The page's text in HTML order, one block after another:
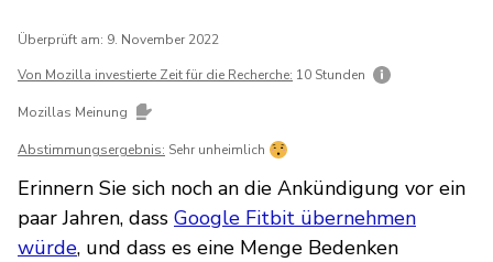
Überprüft am: 9. November 2022
Von Mozilla investierte Zeit für die Recherche: 10 Stunden
Mozillas Meinung
Abstimmungsergebnis: Sehr unheimlich
Erinnern Sie sich noch an die Ankündigung vor ein
paar Jahren, dass Google Fitbit übernehmen
würde, und dass es eine Menge Bedenken